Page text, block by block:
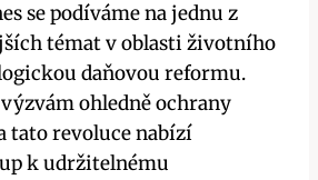
se podíváme na jednu z
témat v oblasti životního
daňovou reformu.
ohledně ochrany
tato revoluce nabízí
k udržitelnému